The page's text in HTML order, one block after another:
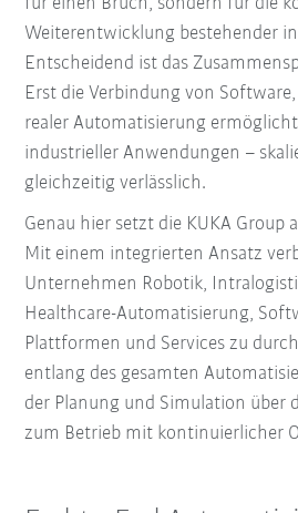
Weiterentwicklung bestehender
Entscheidend ist das
Erst die Verbindung von
realer Automatisierung
industrieller Anwendungen –
gleichzeitig verlässlich.
Genau hier setzt die KUKA Group
Mit einem integrierten Ansatz
Unternehmen Robotik,
Healthcare-Automatisierung,
Plattformen und Services zu
entlang des gesamten
der Planung und Simulation über
zum Betrieb mit kontinuierlicher